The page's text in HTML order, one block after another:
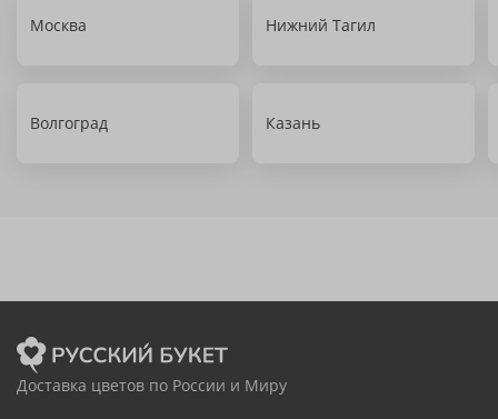
Москва Нижний Тагил
Волгоград Казань
Доставка цветов по России и Миру